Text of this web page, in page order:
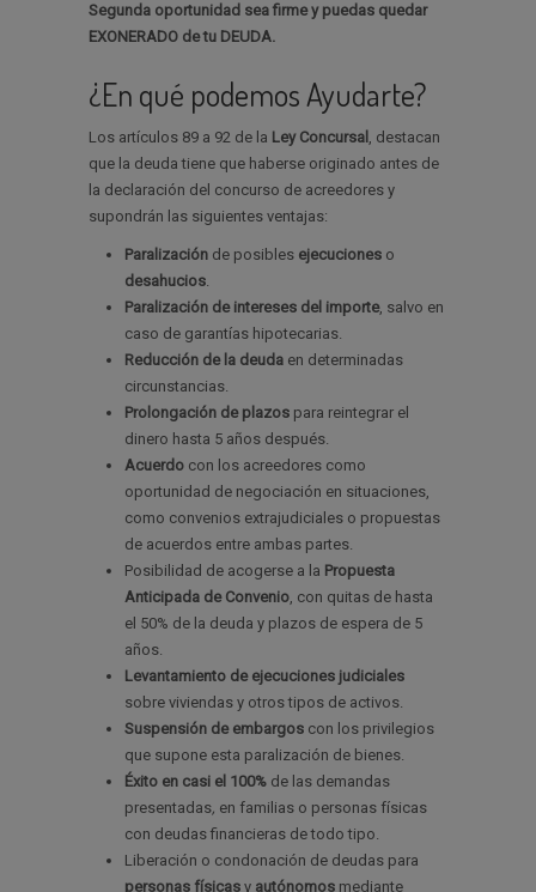
Segunda oportunidad sea firme y puedas quedar
EXONERADO de tu DEUDA.
¿En qué podemos Ayudarte?
Los artículos 89 a 92 de la Ley Concursal , destacan
que la deuda tiene que haberse originado antes de
la declaración del concurso de acreedores y
supondrán las siguientes ventajas:
Paralización de posibles ejecuciones o
desahucios.
Paralización de intereses del importe, salvo en
caso de garantías hipotecarias.
Reducción de la deuda en determinadas
circunstancias.
Prolongación de plazos para reintegrar el
dinero hasta 5 años después.
Acuerdo con los acreedores como
oportunidad de negociación en situaciones,
como convenios extrajudiciales o propuestas
de acuerdos entre ambas partes.
Posibilidad de acogerse a la Propuesta
Anticipada de Convenio, con quitas de hasta
el 50% de la deuda y plazos de espera de 5
años.
Levantamiento de ejecuciones judiciales
sobre viviendas y otros tipos de activos.
Suspensión de embargos con los privilegios
que supone esta paralización de bienes.
Éxito en casi el 100% de las demandas
presentadas, en familias o personas físicas
con deudas financieras de todo tipo.
Liberación o condonación de deudas para
personas físicas y autónomos mediante